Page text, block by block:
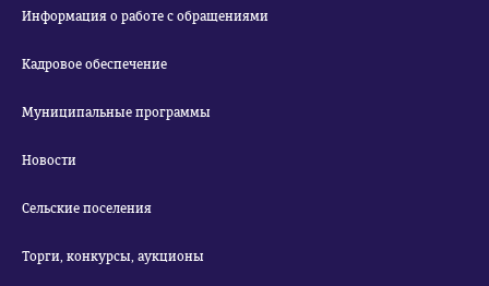
Информация о работе с обращениями
Кадровое обеспечение
Муниципальные программы
Новости
Сельские поселения
Торги, конкурсы, аукционы